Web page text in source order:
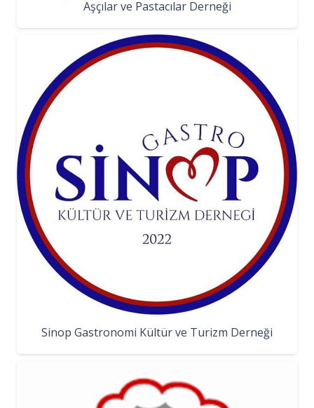
Aşçılar ve Pastacılar Derneği
Sinop Gastronomi Kültür ve Turizm Derneği